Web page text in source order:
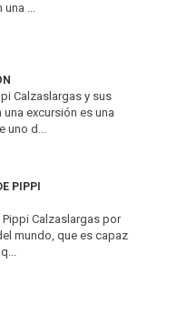
una ...
Calzaslargas y sus
excursión es una
uno d...
PIPPI
Calzaslargas por
mundo, que es capaz